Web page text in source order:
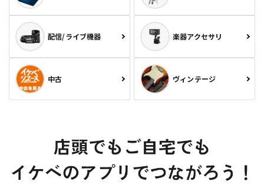
配信/ライブ機器 楽器アクセサリ
中古 ヴィンテージ